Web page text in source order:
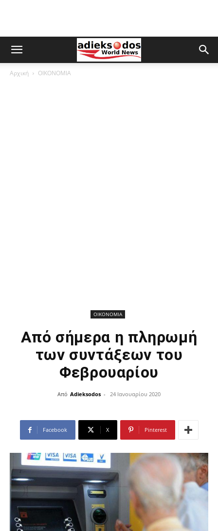
Αρχική ΟΙΚΟΝΟΜΙΑ
ΟΙΚΟΝΟΜΙΑ
Από σήμερα η πληρωμή
των συντάξεων του
Φεβρουαρίου
Από Adieksodos - 24 Ιανουαρίου 2020
Facebook X Pinterest